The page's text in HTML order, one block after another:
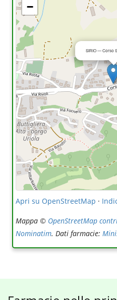
SIRIO — Corso
−
Apri su OpenStreetMap ·
Mappa © OpenStreetMap
Nominatim. Dati farmacie: